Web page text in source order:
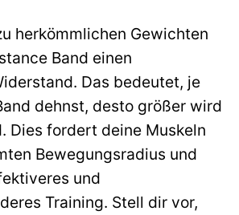
herkömmlichen Gewichten
Band einen
Das bedeutet, je
dehnst, desto größer wird
Dies fordert deine Muskeln
Bewegungsradius und
und
Training. Stell dir vor,